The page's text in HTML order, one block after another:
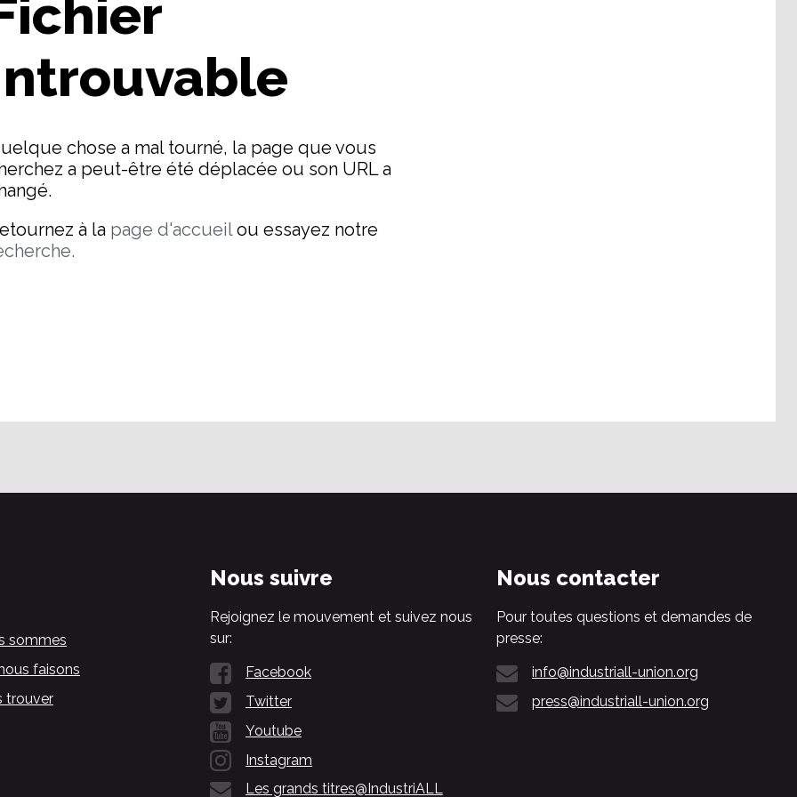
Fichier
chose a mal tourné, la page que vous
a peut-être été déplacée ou son URL a
à la page d'accueilou essayez notre
sommes
faisons
trouver
Nous suivre
Rejoignez le mouvement et suivez nous
sur:
Facebook
Twitter
Youtube
Instagram
Les grands titres@IndustriALL
Nous contacter
Pour toutes questions et demandes de
presse:
info@industriall-union.org
press@industriall-union.org